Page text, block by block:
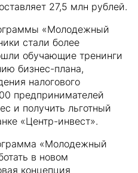
27,5 млн рублей.
«Молодежный
стали более
обучающие тренинги
бизнес-плана,
налогового
предпринимателей
и получить льготный
«Центр-инвест».
«Молодежный
в новом
концепция